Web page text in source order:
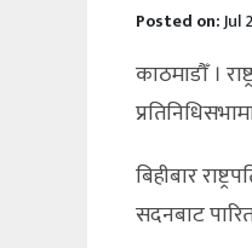
Posted on:Jul
काठमाडौँ ।
बिहीबार
सदनबाट